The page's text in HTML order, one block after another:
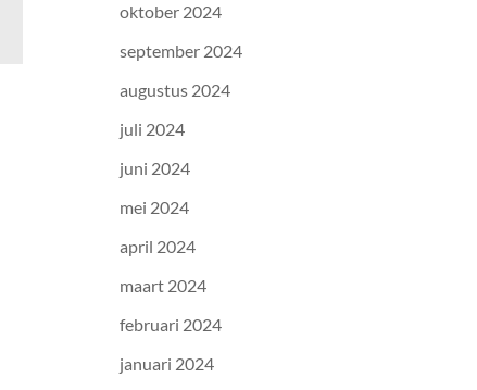
oktober 2024
september 2024
augustus 2024
juli 2024
juni 2024
mei 2024
april 2024
maart 2024
februari 2024
januari 2024